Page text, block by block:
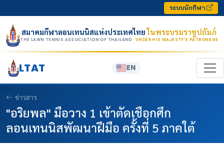
ระบบนักกีฬา
สมาคมกีฬาลอนเทนนิสแห่งประเทศไทยในพระบรมราชูปถัมภ์
THE LAWN TENNIS ASSOCIATION OF THAILAND · UNDER HIS MAJESTY’S PATRONAGE
LTAT EN
ข่าวสาร
"อริยพล" มือวาง 1 เข้าตัดเชือกศึก
ลอนเทนนิสพัฒนาฝีมือ ครั้งที่ 5 ภาคใต้